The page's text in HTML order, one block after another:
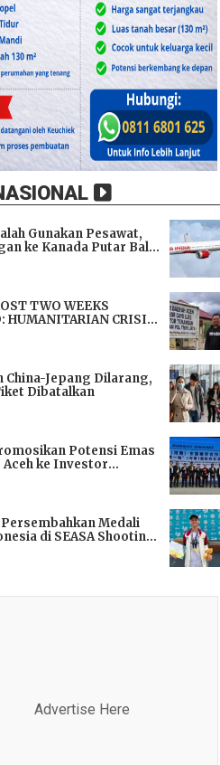
Gunakan Pesawat,
ke Kanada Putar Balik
di Udara
TWO WEEKS
HUMANITARIAN CRISIS
LIVES, IMMEDIATE
China-Jepang Dilarang,
Dibatalkan
Potensi Emas
Aceh ke Investor
Medali
di SEASA Shooting
2025
Advertise Here